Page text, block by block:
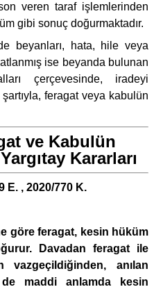
veren taraf işlemlerinden
gibi sonuç doğurmaktadır.
beyanları, hata, hile veya
ise beyanda bulunan
çerçevesinde, iradeyi
feragat veya kabulün
ve Kabulün
Kararları
E. , 2020/770 K.
göre feragat, kesin hüküm
Davadan feragat ile
vazgeçildiğinden, anılan
maddi anlamda kesin